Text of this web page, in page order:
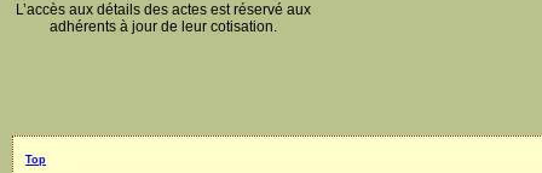
L’accès aux détails des actes est réservé aux
adhérents à jour de leur cotisation.
Top